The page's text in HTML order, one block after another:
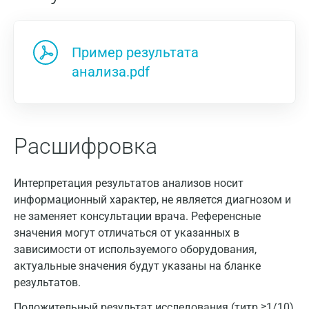
Пример результата
анализа.pdf
Расшифровка
Интерпретация результатов анализов носит
информационный характер, не является диагнозом и
не заменяет консультации врача. Референсные
значения могут отличаться от указанных в
зависимости от используемого оборудования,
актуальные значения будут указаны на бланке
результатов.
Москва
Нижний Новгород
Альметьевск
Апрелевка